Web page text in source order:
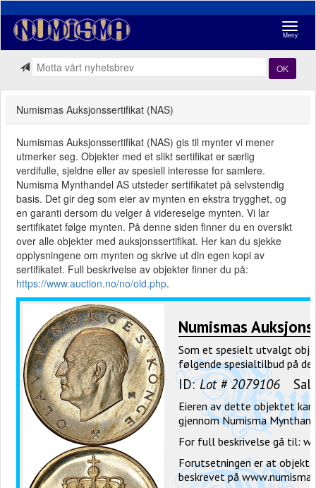
Meny
OK
Numismas Auksjonssertifikat (NAS)
Numismas Auksjonssertifikat (NAS) gis til mynter vi mener
utmerker seg. Objekter med et slikt sertifikat er særlig
verdifulle, sjeldne eller av spesiell interesse for samlere.
Numisma Mynthandel AS utsteder sertifikatet på selvstendig
basis. Det gir deg som eier av mynten en ekstra trygghet, og
en garanti dersom du velger å videreselge mynten. Vi lar
sertifikatet følge mynten. På denne siden finner du en oversikt
over alle objekter med auksjonssertifikat. Her kan du sjekke
opplysningene om mynten og skrive ut din egen kopi av
sertifikatet. Full beskrivelse av objekter finner du på:
https://www.auction.no/no/old.php.